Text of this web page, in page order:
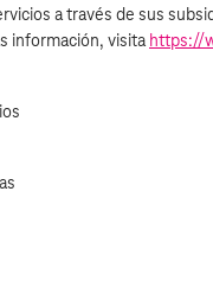
a través de sus
información, visita https://